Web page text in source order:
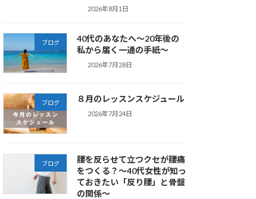
2026年8月1日
ブログ
40代のあなたへ～20年後の
私から届く一通の手紙～
2026年7月28日
ブログ ８月のレッスンスケジュール
2026年7月24日
ブログ
腰を反らせて立つクセが腰痛
をつくる？～40代女性が知っ
ておきたい「反り腰」と骨盤
の関係～